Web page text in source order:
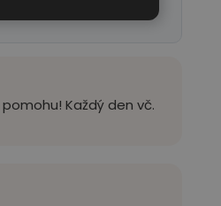
Každý den vč.